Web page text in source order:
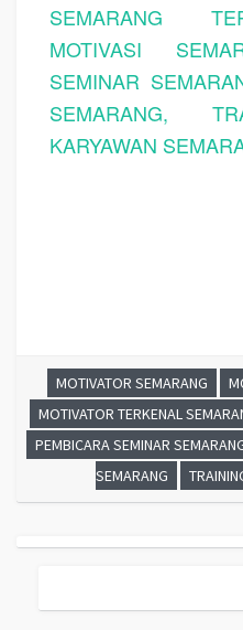
SEMARANG
MOTIVASI
SEMINAR
SEMARANG,
KARYAWAN
MOTIVATOR SEMARANG
MOTIVATOR TERKENAL
PEMBICARA SEMINAR
SEMARANG